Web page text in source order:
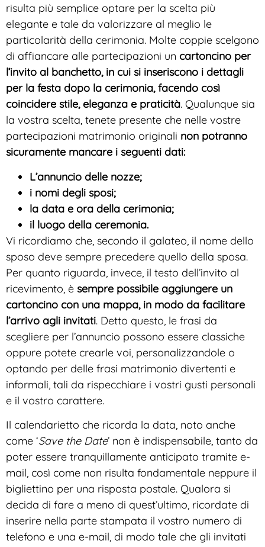
risulta più semplice optare per la scelta più
elegante e tale da valorizzare al meglio le
particolarità della cerimonia. Molte coppie scelgono
di affiancare alle partecipazioni un cartoncino per
l’invito al banchetto, in cui si inseriscono i dettagli
per la festa dopo la cerimonia, facendo così
coincidere stile, eleganza e praticità. Qualunque sia
la vostra scelta, tenete presente che nelle vostre
partecipazioni matrimonio originali non potranno
sicuramente mancare i seguenti dati:
L’annuncio delle nozze;
i nomi degli sposi;
la data e ora della cerimonia;
il luogo della ceremonia.
Vi ricordiamo che, secondo il galateo, il nome dello
sposo deve sempre precedere quello della sposa.
Per quanto riguarda, invece, il testo dell’invito al
ricevimento, è sempre possibile aggiungere un
cartoncino con una mappa, in modo da facilitare
l’arrivo agli invitati. Detto questo, le frasi da
scegliere per l’annuncio possono essere classiche
oppure potete crearle voi, personalizzandole o
optando per delle frasi matrimonio divertenti e
informali, tali da rispecchiare i vostri gusti personali
e il vostro carattere.
Il calendarietto che ricorda la data, noto anche
come ‘Save the Date’ non è indispensabile, tanto da
poter essere tranquillamente anticipato tramite e-
mail, così come non risulta fondamentale neppure il
bigliettino per una risposta postale. Qualora si
decida di fare a meno di quest’ultimo, ricordate di
inserire nella parte stampata il vostro numero di
telefono e una e-mail, di modo tale che gli invitati